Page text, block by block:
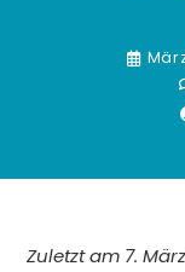
Zuletzt am 7.